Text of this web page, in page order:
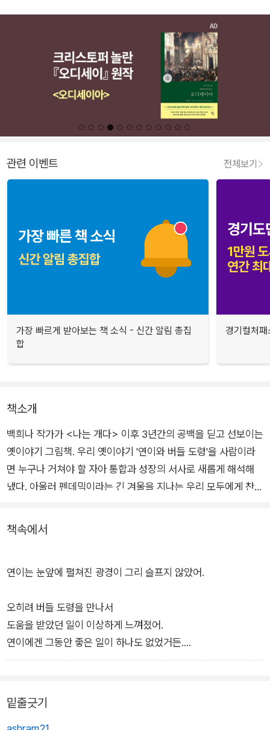
관련 이벤트 전체보기
가장 빠르게 받아보는 책 소식 - 신간 알림 총집
합
경기컬처
책소개
백희나 작가가 <나는 개다> 이후 3년간의 공백을 딛고 선보이는
옛이야기 그림책. 우리 옛이야기 '연이와 버들 도령'을 사람이라
면 누구나 거쳐야 할 자아 통합과 성장의 서사로 새롭게 해석해
냈다. 아울러 펜데믹이라는 긴 겨울을 지나는 우리 모두에게 찬란
그림책 <연이와 버들 도령>은 기법적인 면에서도 지금껏 작가
니와 호랑이>에서 선보였던 닥종이 인형, <장수탕 선녀님>에서
였던 중국의 그림자극(피영) 같은 기법 들을 두루 만나볼 수 있
다.
책속에서
연이는 눈앞에 펼쳐진 광경이 그리 슬프지 않았어.
오히려 버들 도령을 만나서
도움을 받았던 일이 이상하게 느껴졌어.
연이에겐 그동안 좋은 일이 하나도 없었거든.
그래서 이런 기막힌 일이 닥쳤어도 그래, 그러려니 싶은 거야.
그저 죽은 버들 도령이 가여울 뿐이었지.
밑줄긋기